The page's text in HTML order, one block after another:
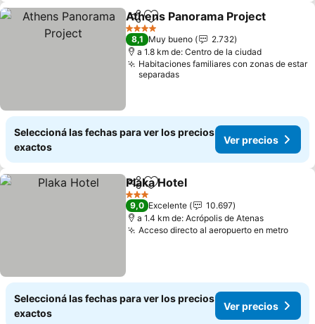
CompartirAñadir a favoritos
Athens Panorama Project
4 Estrellas
8,1 Muy bueno
2.732
a 1.8 km de: Centro de la ciudad
Habitaciones familiares con zonas de estar
separadas
Seleccioná las fechas para ver los precios
exactos
Ver precios
CompartirAñadir a favoritos
Plaka Hotel
3 Estrellas
9,0 Excelente
10.697
a 1.4 km de: Acrópolis de Atenas
Acceso directo al aeropuerto en metroVer
Seleccioná las fechas para ver los precios
exactos
Ver precios